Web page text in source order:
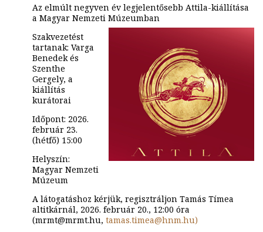
Az elmúlt negyven év legjelentősebb Attila-kiállítása
a Magyar Nemzeti Múzeumban
Szakvezetést
tartanak: Varga
Benedek és
Szenthe
Gergely, a
kiállítás
kurátorai
Időpont: 2026.
február 23.
(hétfő) 15:00
Helyszín:
Magyar Nemzeti
Múzeum
A látogatáshoz kérjük, regisztráljon Tamás Tímea
altitkárnál, 2026. február 20., 12:00 óra
(mrmt@mrmt.hu, tamas.timea@hnm.hu)